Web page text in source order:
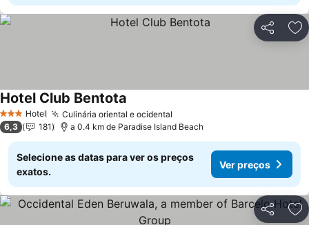
Partilhar
3 EstrelasHotel Culinária oriental e ocidental
Hotel Club Bentota
6,3 181 a 0.4 km de Paradise Island Beach
Selecione as datas para ver os preços
exatos.
Ver preços
Partilhar